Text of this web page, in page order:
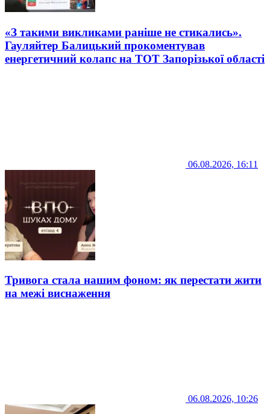
«З такими викликами раніше не стикались».
Гауляйтер Балицький прокоментував
енергетичний колапс на ТОТ Запорізької області
06.08.2026, 16:11
Тривога стала нашим фоном: як перестати жити
на межі виснаження
06.08.2026, 10:26